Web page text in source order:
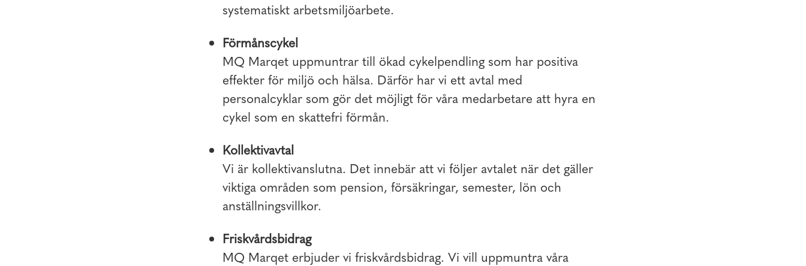
systematiskt arbetsmiljöarbete.
Förmånscykel
MQ Marqet uppmuntrar till ökad cykelpendling som har positiva
effekter för miljö och hälsa. Därför har vi ett avtal med
personalcyklar som gör det möjligt för våra medarbetare att hyra en
cykel som en skattefri förmån.
Kollektivavtal
Vi är kollektivanslutna. Det innebär att vi följer avtalet när det gäller
viktiga områden som pension, försäkringar, semester, lön och
anställningsvillkor.
Friskvårdsbidrag
MQ Marqet erbjuder vi friskvårdsbidrag. Vi vill uppmuntra våra